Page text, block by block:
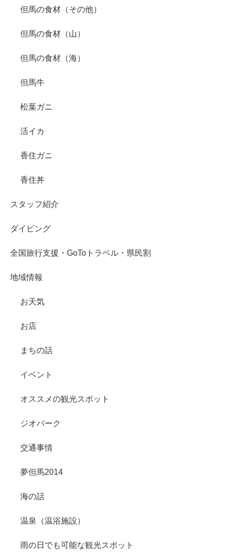
但馬の食材（その他）
但馬の食材（山）
但馬の食材（海）
但馬牛
松葉ガニ
活イカ
香住ガニ
香住丼
スタッフ紹介
ダイビング
全国旅行支援・GoToトラベル・県民割
地域情報
お天気
お店
まちの話
イベント
オススメの観光スポット
ジオパーク
交通事情
夢但馬2014
海の話
温泉（温浴施設）
雨の日でも可能な観光スポット